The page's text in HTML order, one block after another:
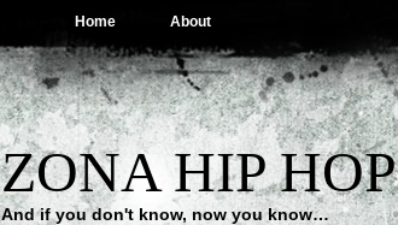
Home About
ZONA HIP HOP
And if you don't know, now you know…